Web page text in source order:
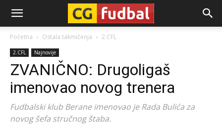
CG-
Fudbal
Početna Ostala takmičenja 2.CFL
2.CFL Najnovije
ZVANIČNO: Drugoligaš
imenovao novog trenera
Fudbalski klub Berane imenovao je Rada Bulića za
novog šefa stručnog štaba.